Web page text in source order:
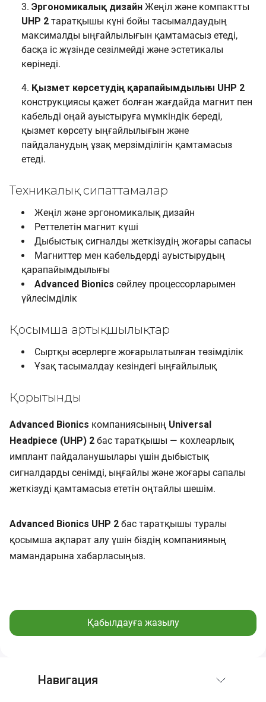
Эргономикалық дизайн Жеңіл және компактты
UHP 2 таратқышы күні бойы тасымалдаудың
максималды ыңғайлылығын қамтамасыз етеді,
басқа іс жүзінде сезілмейді және эстетикалы
көрінеді.
Қызмет көрсетудің қарапайымдылығы UHP 2
конструкциясы қажет болған жағдайда магнит пен
кабельді оңай ауыстыруға мүмкіндік береді,
қызмет көрсету ыңғайлылығын және
пайдаланудың ұзақ мерзімділігін қамтамасыз
етеді.
Техникалық сипаттамалар
Жеңіл және эргономикалық дизайн
Реттелетін магнит күші
Дыбыстық сигналды жеткізудің жоғары сапасы
Магниттер мен кабельдерді ауыстырудың
қарапайымдылығы
Advanced Bionics сөйлеу процессорларымен
үйлесімділік
Қосымша артықшылықтар
Сыртқы әсерлерге жоғарылатылған төзімділік
Ұзақ тасымалдау кезіндегі ыңғайлылық
Қорытынды
Advanced Bionics компаниясының Universal
Headpiece (UHP) 2 бас таратқышы — кохлеарлық
имплант пайдаланушылары үшін дыбыстық
сигналдарды сенімді, ыңғайлы және жоғары сапалы
жеткізуді қамтамасыз ететін оңтайлы шешім.
Advanced Bionics UHP 2 бас таратқышы туралы
қосымша ақпарат алу үшін біздің компанияның
мамандарына хабарласыңыз.
Қабылдауға жазылу
Навигация